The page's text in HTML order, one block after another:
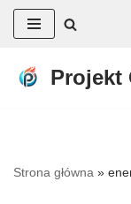
do
Projekt
Strona główna »